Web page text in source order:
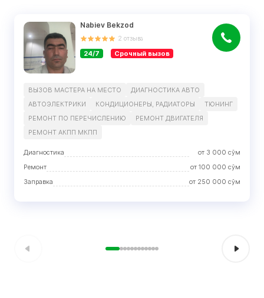
Nabiev Bekzod
2 отзыва
24/7 Срочный вызов
ВЫЗОВ МАСТЕРА НА МЕСТО
ДИАГНОСТИКА АВТО
АВТОЭЛЕКТРИКИ
КОНДИЦИОНЕРЫ, РАДИАТОРЫ
ТЮНИНГ
РЕМОНТ ПО ПЕРЕЧИСЛЕНИЮ
РЕМОНТ ДВИГАТЕЛЯ
РЕМОНТ АКПП МКПП
Диагностика от 3 000 сўм
Ремонт
от 100 000 сўм
Заправка
от 250 000 сўм